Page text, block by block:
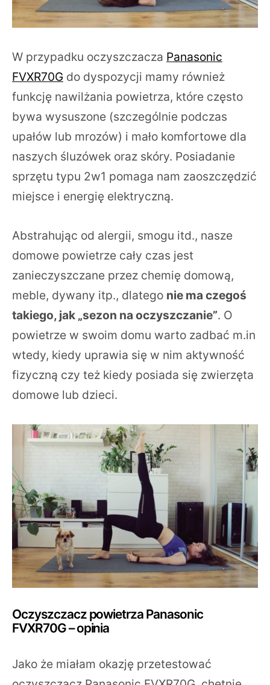
W przypadku oczyszczacza Panasonic
FVXR70G do dyspozycji mamy również
funkcję nawilżania powietrza, które często
bywa wysuszone (szczególnie podczas
upałów lub mrozów) i mało komfortowe dla
naszych śluzówek oraz skóry. Posiadanie
sprzętu typu 2w1 pomaga nam zaoszczędzić
miejsce i energię elektryczną.
Abstrahując od alergii, smogu itd., nasze
domowe powietrze cały czas jest
zanieczyszczane przez chemię domową,
meble, dywany itp., dlatego nie ma czegoś
takiego, jak „sezon na oczyszczanie”. O
powietrze w swoim domu warto zadbać m.in
wtedy, kiedy uprawia się w nim aktywność
fizyczną czy też kiedy posiada się zwierzęta
domowe lub dzieci.
Oczyszczacz powietrza Panasonic
FVXR70G– opinia
Jako że miałam okazję przetestować